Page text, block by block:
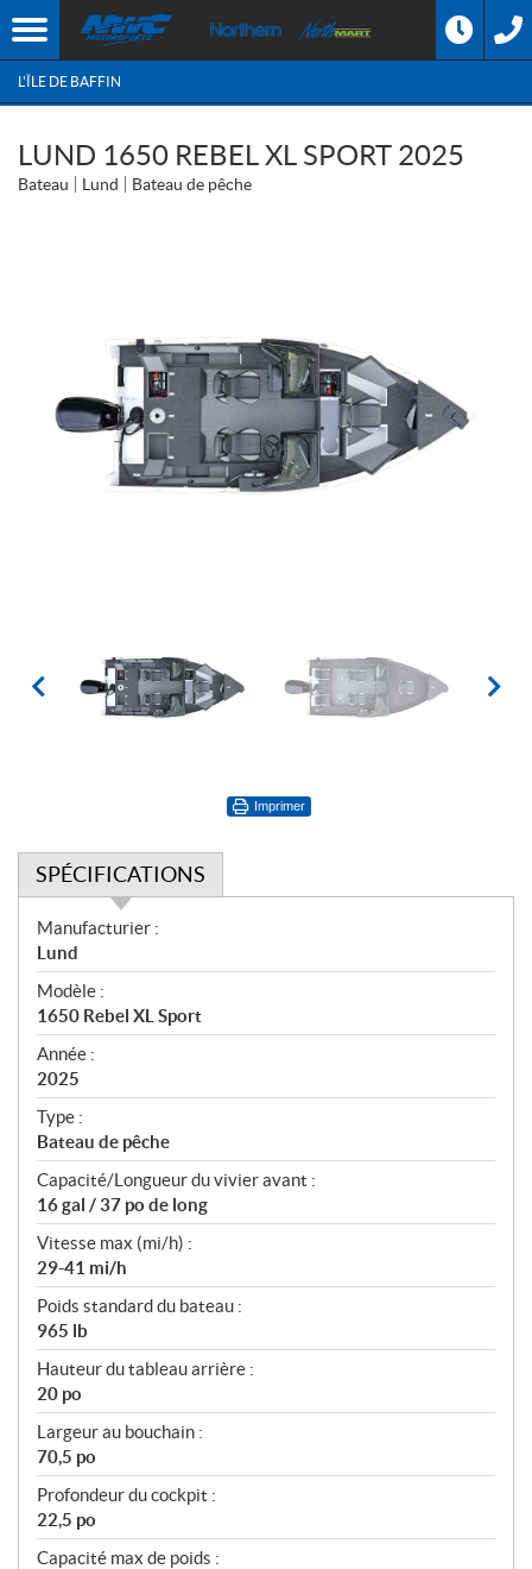
L'ÎLE DE BAFFIN
LUND 1650 REBEL XL SPORT 2025
Bateau Lund Bateau de pêche
Imprimer
SPÉCIFICATIONS
S
p
é
c
i
f
i
c
a
t
i
o
n
s
Manufacturier :
Lund
Modèle :
1650 Rebel XL Sport
Année :
2025
Type :
Bateau de pêche
Capacité/Longueur du vivier avant :
16 gal / 37 po de long
Vitesse max (mi/h) :
29-41 mi/h
Poids standard du bateau :
965 lb
Hauteur du tableau arrière :
20 po
Largeur au bouchain :
70,5 po
Profondeur du cockpit :
22,5 po
Capacité max de poids :